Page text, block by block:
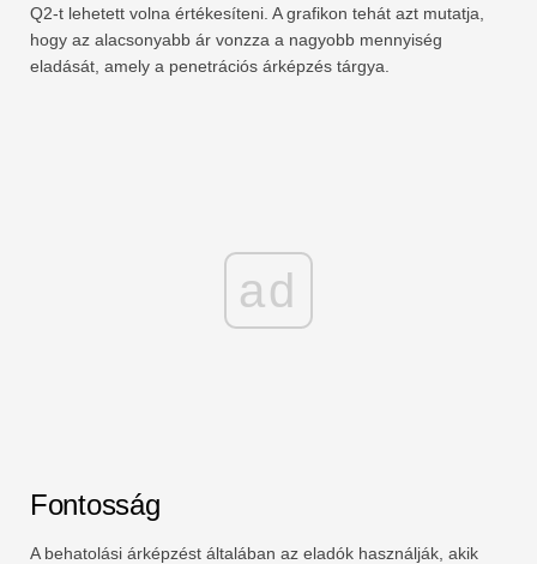
Q2-t lehetett volna értékesíteni. A grafikon tehát azt mutatja,
hogy az alacsonyabb ár vonzza a nagyobb mennyiség
eladását, amely a penetrációs árképzés tárgya.
ad
Fontosság
A behatolási árképzést általában az eladók használják, akik